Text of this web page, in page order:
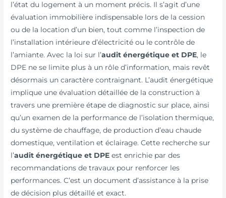
l’état du logement à un moment précis. Il s’agit d’une
évaluation immobilière indispensable lors de la cession
ou de la location d’un bien, tout comme l’inspection de
l’installation intérieure d’électricité ou le contrôle de
l’amiante. Avec la loi sur l’audit énergétique et DPE, le
DPE ne se limite plus à un rôle d’information, mais revêt
désormais un caractère contraignant. L’audit énergétique
implique une évaluation détaillée de la construction à
travers une première étape de diagnostic sur place, ainsi
qu’un examen de la performance de l’isolation thermique,
du système de chauffage, de production d’eau chaude
domestique, ventilation et éclairage. Cette recherche sur
l’audit énergétique et DPE est enrichie par des
recommandations de travaux pour renforcer les
performances. C’est un document d’assistance à la prise
de décision plus détaillé et exact.